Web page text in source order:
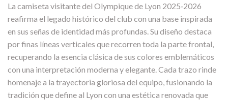
La camiseta visitante del Olympique de Lyon 2025‑2026
reafirma el legado histórico del club con una base inspirada
en sus señas de identidad más profundas. Su diseño destaca
por finas líneas verticales que recorren toda la parte frontal,
recuperando la esencia clásica de sus colores emblemáticos
con una interpretación moderna y elegante. Cada trazo rinde
homenaje a la trayectoria gloriosa del equipo, fusionando la
tradición que define al Lyon con una estética renovada que